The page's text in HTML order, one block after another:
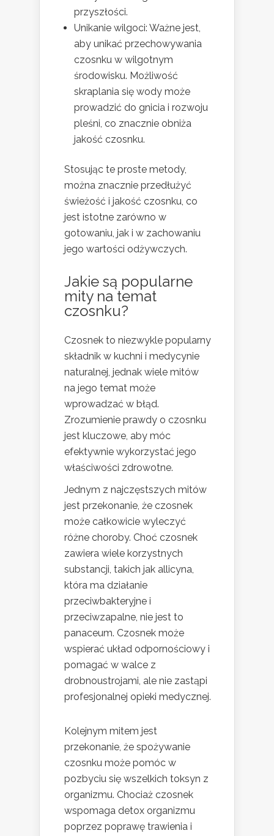
przyszłości.
Unikanie wilgoci: Ważne jest,
aby unikać przechowywania
czosnku w wilgotnym
środowisku. Możliwość
skraplania się wody może
prowadzić do gnicia i rozwoju
pleśni, co znacznie obniża
jakość czosnku.
Stosując te proste metody,
można znacznie przedłużyć
świeżość i jakość czosnku, co
jest istotne zarówno w
gotowaniu, jak i w zachowaniu
jego wartości odżywczych.
Jakie są popularne
mity na temat
czosnku?
Czosnek to niezwykle popularny
składnik w kuchni i medycynie
naturalnej, jednak wiele mitów
na jego temat może
wprowadzać w błąd.
Zrozumienie prawdy o czosnku
jest kluczowe, aby móc
efektywnie wykorzystać jego
właściwości zdrowotne.
Jednym z najczęstszych mitów
jest przekonanie, że czosnek
może całkowicie wyleczyć
różne choroby. Choć czosnek
zawiera wiele korzystnych
substancji, takich jak allicyna,
która ma działanie
przeciwbakteryjne i
przeciwzapalne, nie jest to
panaceum. Czosnek może
wspierać układ odpornościowy i
pomagać w walce z
drobnoustrojami, ale nie zastąpi
profesjonalnej opieki medycznej.
Kolejnym mitem jest
przekonanie, że spożywanie
czosnku może pomóc w
pozbyciu się wszelkich toksyn z
organizmu. Chociaż czosnek
wspomaga detox organizmu
poprzez poprawę trawienia i